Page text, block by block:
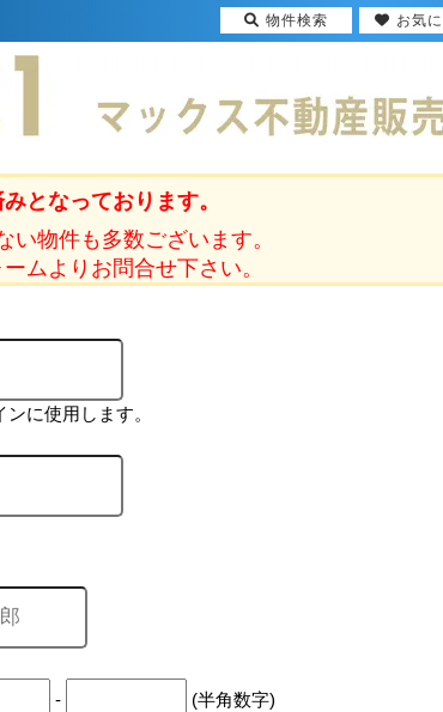
となっております。
物件も多数ございます。
ムよりお問合せ下さい。
に使用します。
- (半角数字)
物件検索 お気